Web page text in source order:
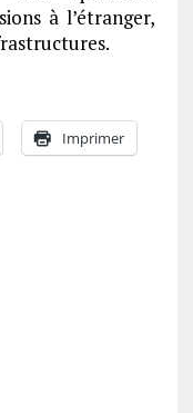
à l’étranger,
Imprimer